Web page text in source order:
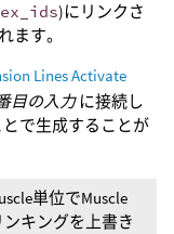
)にリンクさ
ます。
Lines Activate
目の入力に接続し
で生成することが
単位でMuscle
ンキングを上書き